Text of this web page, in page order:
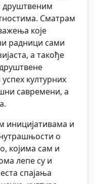
Сматрам
које
радници сами
а такође
културних
савремени, а
иницијативама и
о
којима сам и
лепе су и
спајања